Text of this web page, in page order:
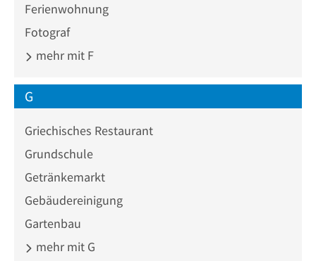
Ferienwohnung
Fotograf
mehr mit F
G
Griechisches Restaurant
Grundschule
Getränkemarkt
Gebäudereinigung
Gartenbau
mehr mit G